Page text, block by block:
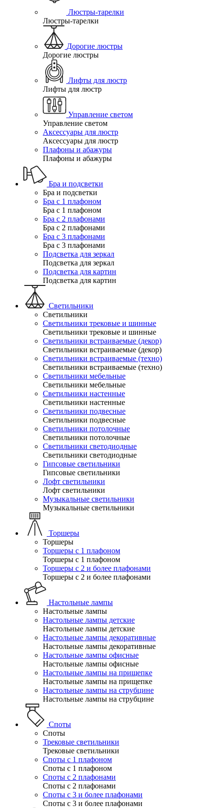
Люстры-тарелки
Люстры-тарелки
Дорогие люстры
Дорогие люстры
Лифты для люстр
Лифты для люстр
Управление светом
Управление светом
Аксессуары для люстр
Аксессуары для люстр
Плафоны и абажуры
Плафоны и абажуры
Бра и подсветки
Бра и подсветки
Бра с 1 плафоном
Бра с 1 плафоном
Бра с 2 плафонами
Бра с 2 плафонами
Бра с 3 плафонами
Бра с 3 плафонами
Подсветка для зеркал
Подсветка для зеркал
Подсветка для картин
Подсветка для картин
Светильники
Светильники
Светильники трековые и шинные
Светильники трековые и шинные
Светильники встраиваемые (декор)
Светильники встраиваемые (декор)
Светильники встраиваемые (техно)
Светильники встраиваемые (техно)
Светильники мебельные
Светильники мебельные
Светильники настенные
Светильники настенные
Светильники подвесные
Светильники подвесные
Светильники потолочные
Светильники потолочные
Светильники светодиодные
Светильники светодиодные
Гипсовые светильники
Гипсовые светильники
Лофт светильники
Лофт светильники
Музыкальные светильники
Музыкальные светильники
Торшеры
Торшеры
Торшеры с 1 плафоном
Торшеры с 1 плафоном
Торшеры с 2 и более плафонами
Торшеры с 2 и более плафонами
Настольные лампы
Настольные лампы
Настольные лампы детские
Настольные лампы детские
Настольные лампы декоративные
Настольные лампы декоративные
Настольные лампы офисные
Настольные лампы офисные
Настольные лампы на прищепке
Настольные лампы на прищепке
Настольные лампы на струбцине
Настольные лампы на струбцине
Споты
Споты
Трековые светильники
Трековые светильники
Споты с 1 плафоном
Споты с 1 плафоном
Споты с 2 плафонами
Споты с 2 плафонами
Споты с 3 и более плафонами
Споты с 3 и более плафонами